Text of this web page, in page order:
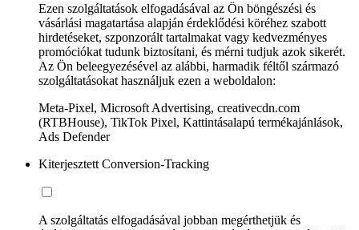
Ezen szolgáltatások elfogadásával az Ön böngészési és
vásárlási magatartása alapján érdeklődési köréhez szabott
hirdetéseket, szponzorált tartalmakat vagy kedvezményes
promóciókat tudunk biztosítani, és mérni tudjuk azok sikerét.
Az Ön beleegyezésével az alábbi, harmadik féltől származó
szolgáltatásokat használjuk ezen a weboldalon:
Meta-Pixel, Microsoft Advertising, creativecdn.com
(RTBHouse), TikTok Pixel, Kattintásalapú termékajánlások,
Ads Defender
Kiterjesztett Conversion-Tracking
A szolgáltatás elfogadásával jobban megérthetjük és